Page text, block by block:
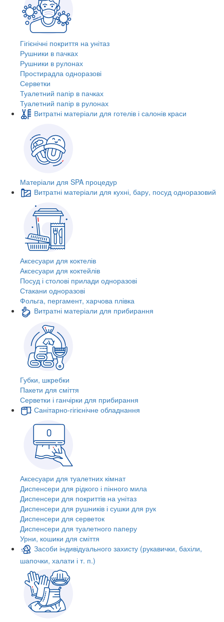
Гігієнічні покриття на унітаз
Рушники в пачках
Рушники в рулонах
Простирадла одноразові
Серветки
Туалетний папір в пачках
Туалетний папір в рулонах
Витратні матеріали для готелів і салонів краси
Матеріали для SPA процедур
Витратні матеріали для кухні, бару, посуд одноразовий
Аксесуари для коктелів
Аксесуари для коктейлів
Посуд і столові прилади одноразові
Стакани одноразові
Фольга, пергамент, харчова плівка
Витратні матеріали для прибирання
Губки, шкребки
Пакети для сміття
Серветки і ганчірки для прибирання
Санітарно-гігієнічне обладнання
Аксесуари для туалетних кімнат
Диспенсери для рідкого і пінного мила
Диспенсери для покриттів на унітаз
Диспенсери для рушників і сушки для рук
Диспенсери для серветок
Диспенсери для туалетного паперу
Урни, кошики для сміття
Засоби індивідуального захисту (рукавички, бахіли,
шапочки, халати і т. п.)